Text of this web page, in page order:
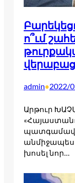
ո՞ւմ
admin•2022/
Արթուր
անմիջապես
խոսել նոր…